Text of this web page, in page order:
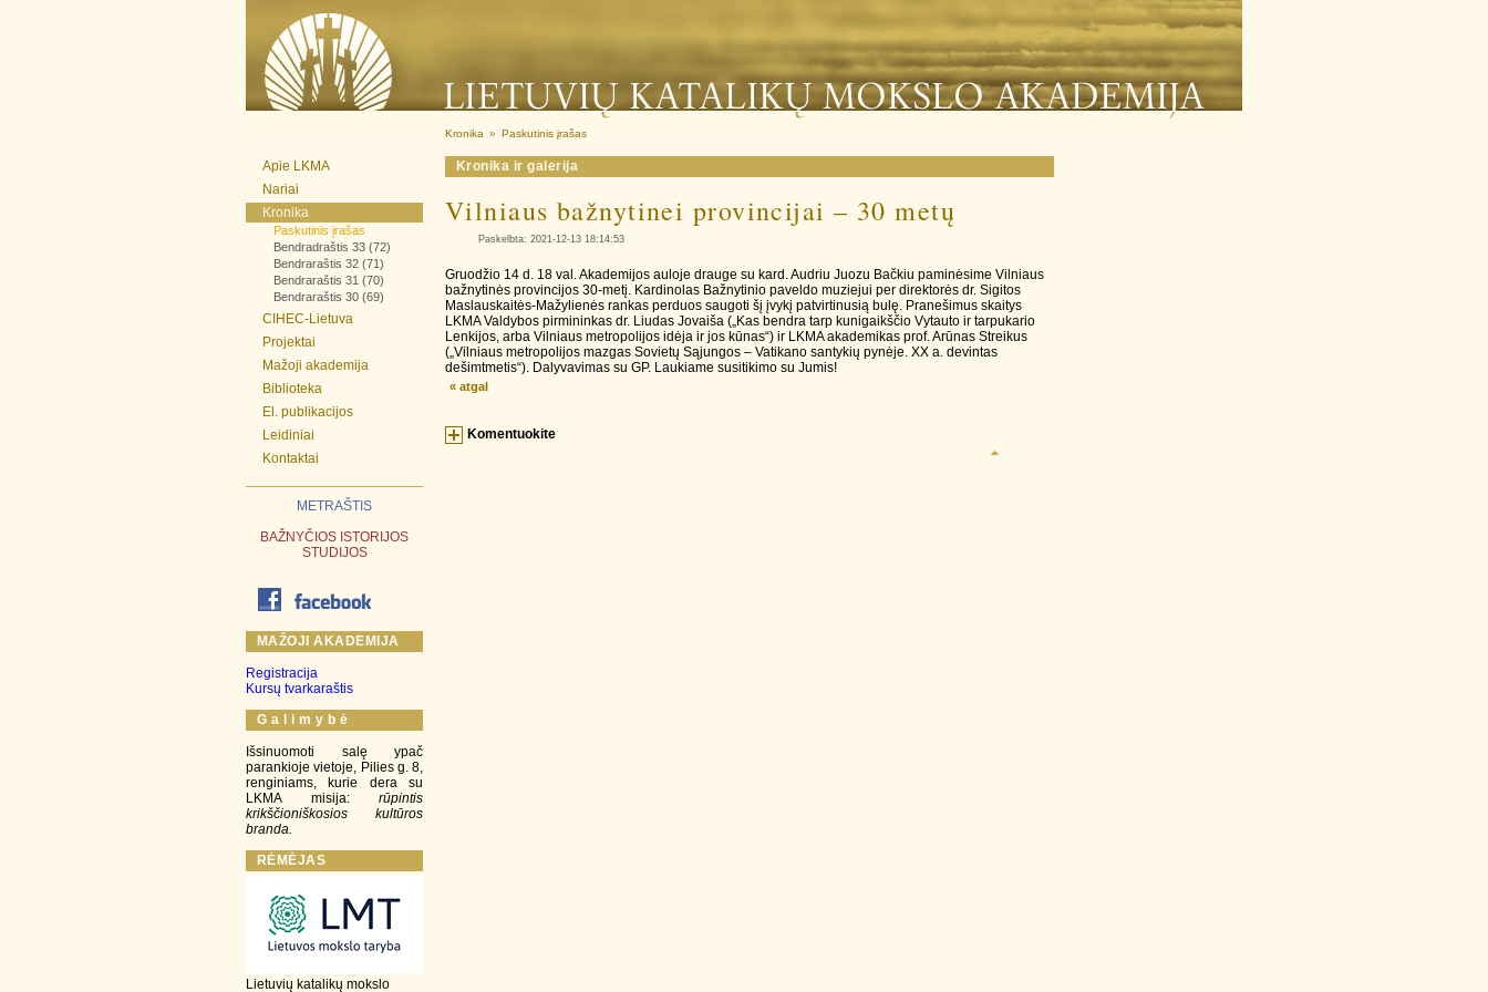
Apie LKMA
Nariai
Kronika
Paskutinis įrašas
Bendradraštis 33 (72)
Bendraraštis 32 (71)
Bendraraštis 31 (70)
Bendraraštis 30 (69)
CIHEC-Lietuva
Projektai
Mažoji akademija
Biblioteka
El. publikacijos
Leidiniai
Kontaktai
METRAŠTIS
BAŽNYČIOS ISTORIJOS
STUDIJOS
MAŽOJI AKADEMIJA
Registracija
Kursų tvarkaraštis
G a l i m y b ė
Išsinuomoti salę ypač
parankioje vietoje, Pilies g. 8,
renginiams, kurie dera su
LKMA misija: rūpintis
krikščioniškosios kultūros
branda.
RĖMĖJAS
Lietuvių katalikų mokslo
Kronika » Paskutinis įrašas
Kronika ir galerija
Vilniaus bažnytinei provincijai – 30 metų
Paskelbta: 2021-12-13 18:14:53
Gruodžio 14 d. 18 val. Akademijos auloje drauge su kard. Audriu Juozu Bačkiu paminėsime Vilniaus
bažnytinės provincijos 30-metį. Kardinolas Bažnytinio paveldo muziejui per direktorės dr. Sigitos
Maslauskaitės-Mažylienės rankas perduos saugoti šį įvykį patvirtinusią bulę. Pranešimus skaitys
LKMA Valdybos pirmininkas dr. Liudas Jovaiša („Kas bendra tarp kunigaikščio Vytauto ir tarpukario
Lenkijos, arba Vilniaus metropolijos idėja ir jos kūnas“) ir LKMA akademikas prof. Arūnas Streikus
(„Vilniaus metropolijos mazgas Sovietų Sąjungos – Vatikano santykių pynėje. XX a. devintas
dešimtmetis“). Dalyvavimas su GP. Laukiame susitikimo su Jumis!
« atgal
Komentuokite